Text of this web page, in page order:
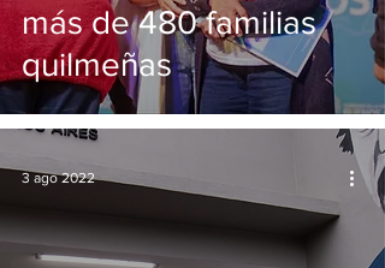
más de 480 familias
quilmeñas
3 ago 2022